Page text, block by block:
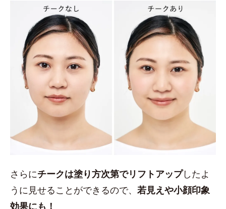
さらにチークは塗り方次第でリフトアップしたよ
うに見せることができるので、 若見えや小顔印象
効果にも！